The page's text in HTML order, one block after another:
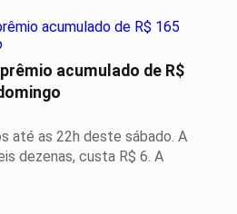
acumulado de R$
até as 22h deste sábado. A
dezenas, custa R$ 6. A